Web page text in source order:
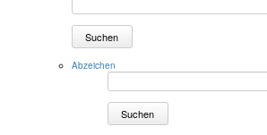
Suchen
Abzeichen
Suchen